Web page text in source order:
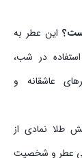
این عطر به
در شب،
عاشقانه و
نمادی از
عطر و شخصیت